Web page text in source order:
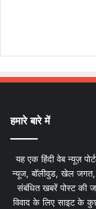
हमारे बारे में
यह एक हिंदी वेब न्यूज़
न्यूज, बॉलीवुड, खेल जगत,
संबंधित खबरें पोस्ट की
विवाद के लिए साइट के कुछ